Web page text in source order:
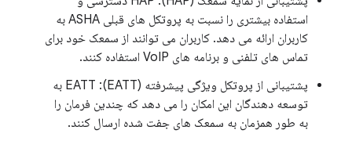
استفاده بیشتری را نسبت به پروتکل های قبلی ASHA به
کاربران ارائه می دهد. کاربران می توانند از سمعک خود برای
تماس های تلفنی و برنامه های VoIP استفاده کنند.
پشتیبانی از پروتکل ویژگی پیشرفته (EATT): EATT به
توسعه دهندگان این امکان را می دهد که چندین فرمان را
به طور همزمان به سمعک های جفت شده ارسال کنند.